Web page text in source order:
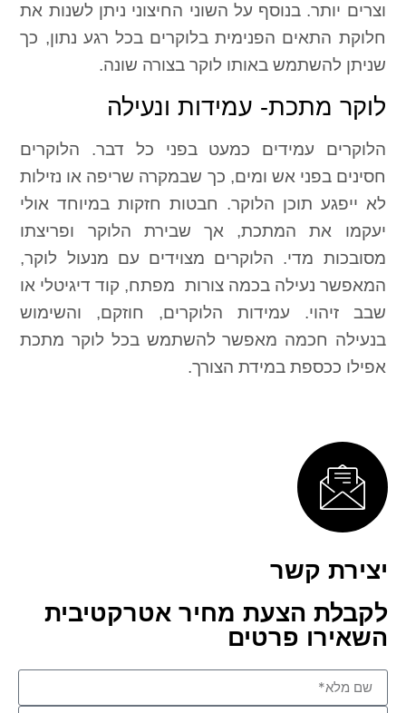
וצרים יותר. בנוסף על השוני החיצוני ניתן לשנות את
חלוקת התאים הפנימית בלוקרים בכל רגע נתון, כך
שניתן להשתמש באותו לוקר בצורה שונה.
לוקר מתכת- עמידות ונעילה
הלוקרים עמידים כמעט בפני כל דבר. הלוקרים
חסינים בפני אש ומים, כך שבמקרה שריפה או נזילות
לא ייפגע תוכן הלוקר. חבטות חזקות במיוחד אולי
יעקמו את המתכת, אך שבירת הלוקר ופריצתו
מסובכות מדי. הלוקרים מצוידים עם מנעול לוקר,
המאפשר נעילה בכמה צורות  מפתח, קוד דיגיטלי או
שבב זיהוי. עמידות הלוקרים, חוזקם, והשימוש
בנעילה חכמה מאפשר להשתמש בכל לוקר מתכת
אפילו ככספת במידת הצורך.
יצירת קשר
לקבלת הצעת מחיר אטרקטיבית
השאירו פרטים